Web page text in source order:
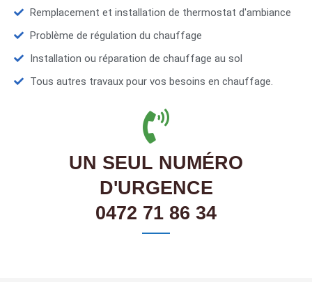
Remplacement et installation de thermostat d'ambiance
Problème de régulation du chauffage
Installation ou réparation de chauffage au sol
Tous autres travaux pour vos besoins en chauffage.
UN SEUL NUMÉRO
D'URGENCE
0472 71 86 34